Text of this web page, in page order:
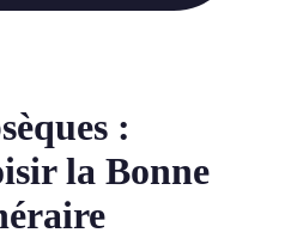
:
la Bonne